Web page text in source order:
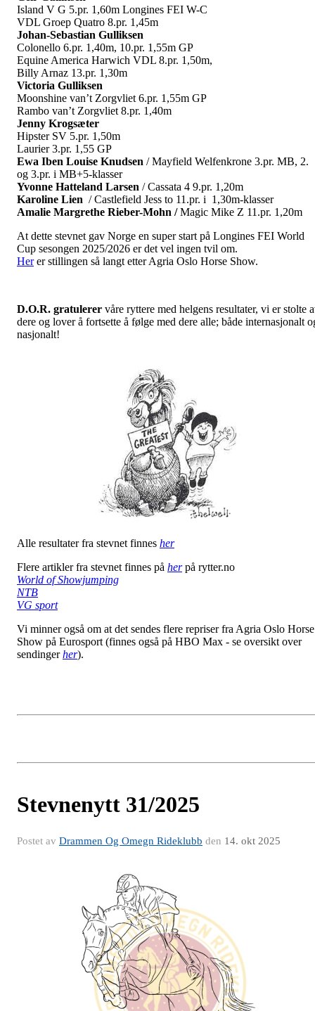
Island V G 5.pr. 1,60m Longines FEI W-C
VDL Groep Quatro 8.pr. 1,45m
Johan-Sebastian Gulliksen
Colonello 6.pr. 1,40m, 10.pr. 1,55m GP
Equine America Harwich VDL 8.pr. 1,50m,
Billy Arnaz 13.pr. 1,30m
Victoria Gulliksen
Moonshine van’t Zorgvliet 6.pr. 1,55m GP
Rambo van’t Zorgvliet 8.pr. 1,40m
Jenny Krogsæter
Hipster SV 5.pr. 1,50m
Laurier 3.pr. 1,55 GP
Ewa Iben Louise Knudsen / Mayfield Welfenkrone 3.pr. MB, 2.
og 3.pr. i MB+5-klasser
Yvonne Hatteland Larsen / Cassata 4 9.pr. 1,20m
Karoline Lien / Castlefield Jess to 11.pr. i 1,30m-klasser
Amalie Margrethe Rieber-Mohn /Magic Mike Z 11.pr. 1,20m
At dette stevnet gav Norge en super start på Longines FEI World
Cup sesongen 2025/2026 er det vel ingen tvil om.
Herer stillingen så langt etter Agria Oslo Horse Show.
D.O.R. gratulerer våre ryttere med helgens resultater, vi er stolte
dere og lover å fortsette å følge med dere alle; både internasjonalt
nasjonalt!
Alle resultater fra stevnet finnes her
Flere artikler fra stevnet finnes på herpå rytter.no
World of Showjumping
NTB
VG sport
Vi minner også om at det sendes flere repriser fra Agria Oslo Horse
Show på Eurosport (finnes også på HBO Max - se oversikt over
sendingerher).
Stevnenytt 31/2025
Postet av Drammen Og Omegn Rideklubb den 14. okt 2025